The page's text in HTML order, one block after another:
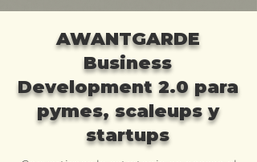
AWANTGARDE
Business
Development 2.0 para
pymes, scaleups y
startups